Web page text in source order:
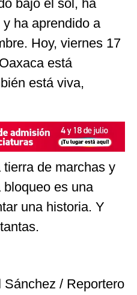
bajo el sol, ha
ha aprendido a
Hoy, viernes 17
está
está viva,
de marchas y
es una
una historia. Y
/ Reportero